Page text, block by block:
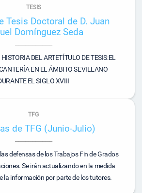
TESIS
Tesis Doctoral de D. Juan
Domínguez Seda
DEL ARTETÍTULO DE TESIS:EL
EN EL ÁMBITO SEVILLANO
EL SIGLO XVIII
TFG
de TFG (Junio-Julio)
defensas de los Trabajos Fin de Grados
Se irán actualizando en la medida
la información por parte de los tutores.